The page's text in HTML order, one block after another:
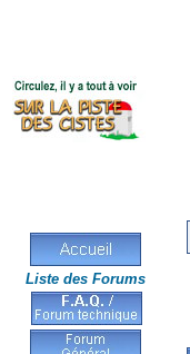
Liste des Forums